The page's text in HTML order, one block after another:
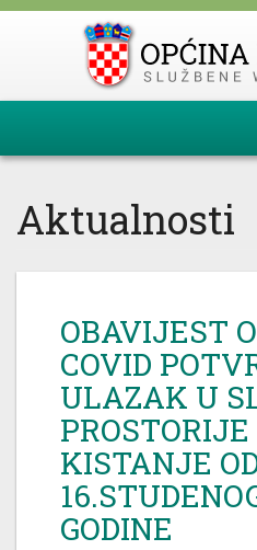
Aktualnosti
OBAVIJEST
COVID
ULAZAK U
KISTANJE
GODINE